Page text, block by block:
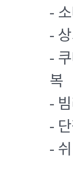
-
-
-
복
-
-
-